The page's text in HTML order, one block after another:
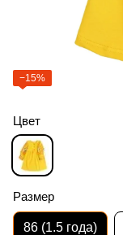
−15%
Цвет
Размер
86 (1.5 года)